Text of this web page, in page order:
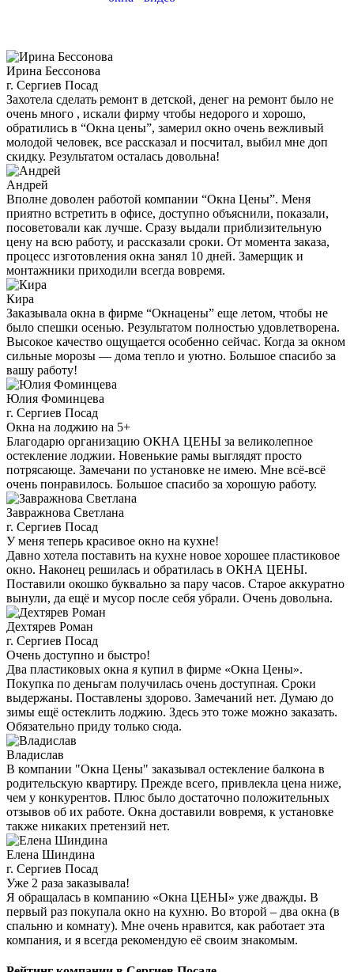
Ирина Бессонова
г. Сергиев Посад
Захотела сделать ремонт в детской, денег на ремонт было не
очень много , искали фирму чтобы недорого и хорошо,
обратились в “Окна цены”, замерил окно очень вежливый
молодой человек, все рассказал и посчитал, выбил мне доп
скидку. Результатом осталась довольна!
Андрей
Вполне доволен работой компании “Окна Цены”. Меня
приятно встретить в офисе, доступно объяснили, показали,
посоветовали как лучше. Сразу выдали приблизительную
цену на всю работу, и рассказали сроки. От момента заказа,
процесс изготовления окна занял 10 дней. Замерщик и
монтажники приходили всегда вовремя.
Кира
Заказывала окна в фирме “Окнацены” еще летом, чтобы не
было спешки осенью. Результатом полностью удовлетворена.
Высокое качество ощущается особенно сейчас. Когда за окном
сильные морозы — дома тепло и уютно. Большое спасибо за
вашу работу!
Юлия Фоминцева
г. Сергиев Посад
Окна на лоджию на 5+
Благодарю организацию ОКНА ЦЕНЫ за великолепное
остекление лоджии. Новенькие рамы выглядят просто
потрясающе. Замечани по установке не имею. Мне всё-всё
очень понравилось. Большое спасибо за хорошую работу.
Завражнова Светлана
г. Сергиев Посад
У меня теперь красивое окно на кухне!
Давно хотела поставить на кухне новое хорошее пластиковое
окно. Наконец решилась и обратилась в ОКНА ЦЕНЫ.
Поставили окошко буквально за пару часов. Старое аккуратно
вынули, да ещё и мусор после себя убрали. Очень довольна.
Дехтярев Роман
г. Сергиев Посад
Очень доступно и быстро!
Два пластиковых окна я купил в фирме «Окна Цены».
Покупка по деньгам получилась очень доступная. Сроки
выдержаны. Поставлены здорово. Замечаний нет. Думаю до
зимы ещё остеклить лоджию. Здесь это тоже можно заказать.
Обязательно приду только сюда.
Владислав
В компании "Окна Цены" заказывал остекление балкона в
родительскую квартиру. Прежде всего, привлекла цена ниже,
чем у конкурентов. Плюс было достаточно положительных
отзывов об их работе. Окна доставили вовремя, к установке
также никаких претензий нет.
Елена Шиндина
г. Сергиев Посад
Уже 2 раза заказывала!
Я обращалась в компанию «Окна ЦЕНЫ» уже дважды. В
первый раз покупала окно на кухню. Во второй – два окна (в
спальню и комнату). Мне очень нравится, как работает эта
компания, и я всегда рекомендую её своим знакомым.